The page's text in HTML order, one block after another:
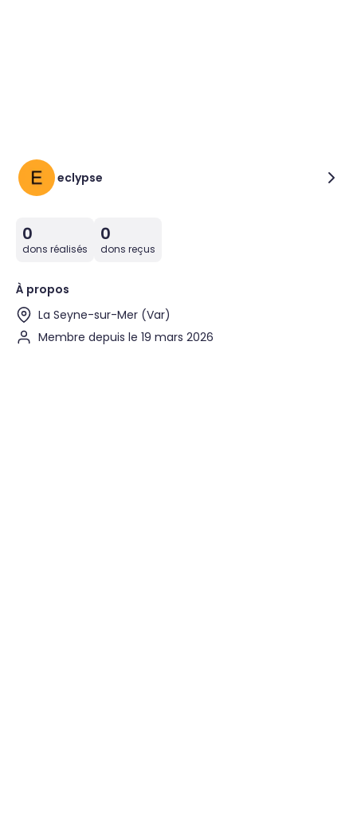
eclypse
0
dons réalisés
0
dons reçus
À propos
La Seyne-sur-Mer (Var)
Membre depuis le 19 mars 2026